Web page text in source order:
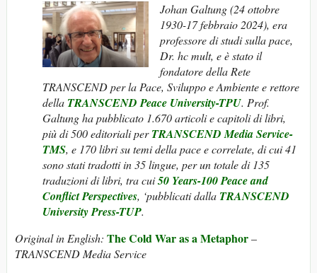
Johan Galtung (24 ottobre
1930-17 febbraio 2024), era
professore di studi sulla pace,
Dr. hc mult, e è stato il
fondatore della Rete
TRANSCEND per la Pace, Sviluppo e Ambiente e rettore
della TRANSCEND Peace University-TPU. Prof.
Galtung ha pubblicato 1.670 articoli e capitoli di libri,
più di 500 editoriali perTRANSCEND Media Service-
TMS, e 170 libri su temi della pace e correlate, di cui 41
sono stati tradotti in 35 lingue, per un totale di 135
traduzioni di libri, tra cui50 Years-100 Peace and
Conflict Perspectives, ‘pubblicati dalla TRANSCEND
University Press-TUP.
Original in English: The Cold War as a Metaphor–
TRANSCEND Media Service